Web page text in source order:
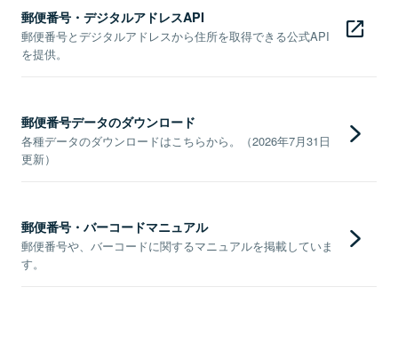
郵便番号・デジタルアドレスAPI
郵便番号とデジタルアドレスから住所を取得できる公式API
を提供。
郵便番号データのダウンロード
各種データのダウンロードはこちらから。（2026年7月31日
更新）
郵便番号・バーコードマニュアル
郵便番号や、バーコードに関するマニュアルを掲載していま
す。